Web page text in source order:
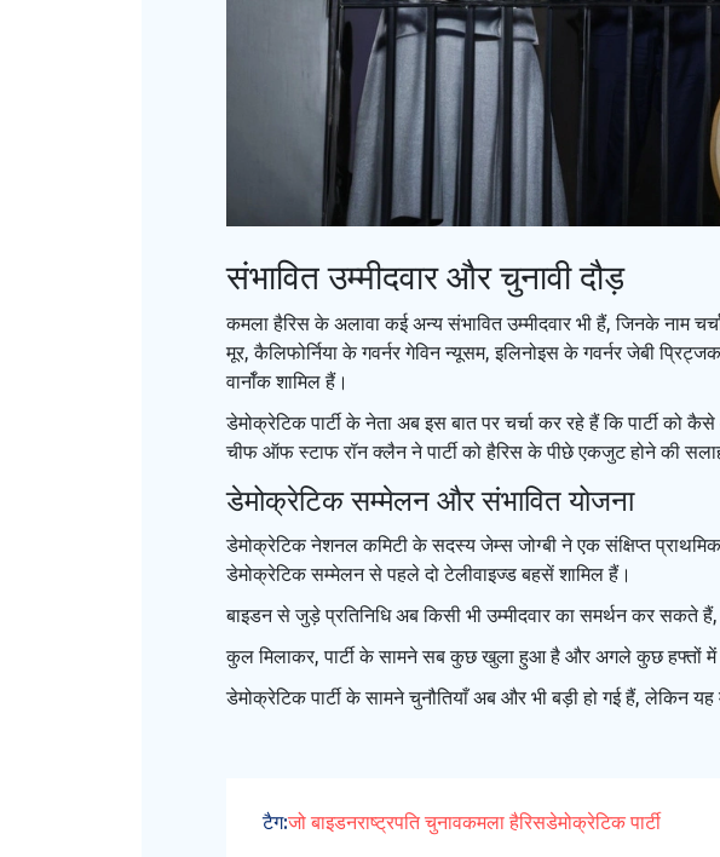
संभावित उम्मीदवार और चुनावी दौड़
कमला हैरिस के अलावा कई अन्य संभावित उम्मीदवार भी हैं, जिनके नाम
मूर, कैलिफोर्निया के गवर्नर गेविन न्यूसम, इलिनोइस के गवर्नर जेबी
वार्नॉक शामिल हैं।
डेमोक्रेटिक पार्टी के नेता अब इस बात पर चर्चा कर रहे हैं कि पार्टी
चीफ ऑफ स्टाफ रॉन क्लैन ने पार्टी को हैरिस के पीछे एकजुट होने की
डेमोक्रेटिक सम्मेलन और संभावित योजना
डेमोक्रेटिक नेशनल कमिटी के सदस्य जेम्स जोग्बी ने एक संक्षिप्त
डेमोक्रेटिक सम्मेलन से पहले दो टेलीवाइज्ड बहसें शामिल हैं।
बाइडन से जुड़े प्रतिनिधि अब किसी भी उम्मीदवार का समर्थन कर सकते
कुल मिलाकर, पार्टी के सामने सब कुछ खुला हुआ है और अगले कुछ हफ्तों में
डेमोक्रेटिक पार्टी के सामने चुनौतियाँ अब और भी बड़ी हो गई हैं, लेकिन
टैग:जो बाइडनराष्ट्रपति चुनावकमला हैरिसडेमोक्रेटिक पार्टी